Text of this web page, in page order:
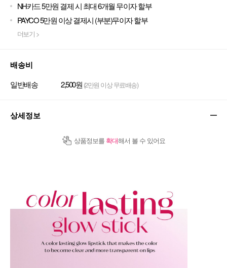
NH카드 5만원 결제 시 최대 6개월 무이자 할부
PAYCO 5만원 이상 결제시 (부분)무이자 할부
더보기 >
배송비
일반배송 2,500원 (2만원 이상 무료배송)
상세정보
상품정보를 확대해서 볼 수 있어요